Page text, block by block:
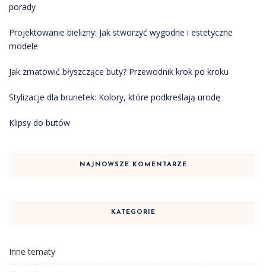
porady
Projektowanie bielizny: Jak stworzyć wygodne i estetyczne
modele
Jak zmatowić błyszczące buty? Przewodnik krok po kroku
Stylizacje dla brunetek: Kolory, które podkreślają urodę
Klipsy do butów
NAJNOWSZE KOMENTARZE
KATEGORIE
Inne tematy